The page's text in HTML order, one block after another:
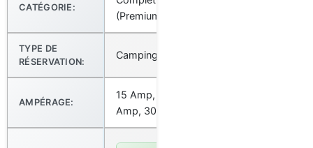
CATÉGORIE:
(Premium)
TYPE DE
RÉSERVATION:
Camping
AMPÉRAGE:
15 Amp, 20
Amp, 30 Amp